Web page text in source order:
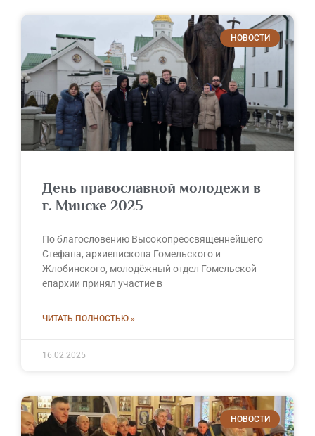
НОВОСТИ
День православной молодежи в
г. Минске 2025
По благословению Высокопреосвященнейшего
Стефана, архиепископа Гомельского и
Жлобинского, молодёжный отдел Гомельской
епархии принял участие в
ЧИТАТЬ ПОЛНОСТЬЮ »
16.02.2025
НОВОСТИ